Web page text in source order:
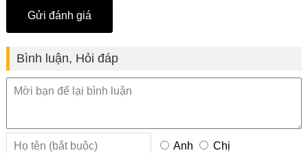
Bình luận, Hỏi đáp
Anh Chị